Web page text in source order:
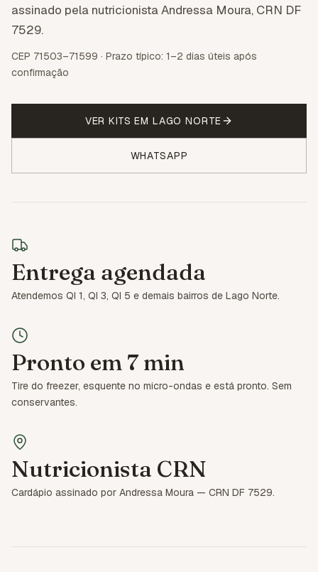
assinado pela nutricionista Andressa Moura, CRN DF
7529.
CEP 71503–71599 · Prazo típico: 1–2 dias úteis após
confirmação
VER KITS EM LAGO NORTE
WHATSAPP
Entrega agendada
Atendemos QI 1, QI 3, QI 5 e demais bairros de Lago Norte.
Pronto em 7 min
Tire do freezer, esquente no micro-ondas e está pronto. Sem
conservantes.
Nutricionista CRN
Cardápio assinado por Andressa Moura — CRN DF 7529.